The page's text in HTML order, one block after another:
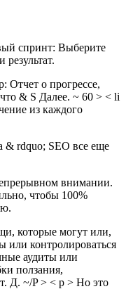
спринт: Выберите
Отчет о прогрессе,
& S Далее. ~ 60 > < li
из каждого
& rdquo; SEO все еще
внимании.
чтобы 100%
которые могут или,
или контролироваться
аудиты или
ползания,
Д. ~/P > < p > Но это